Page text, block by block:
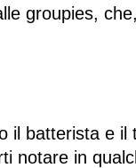
groupies,
il batterista e il
notare in